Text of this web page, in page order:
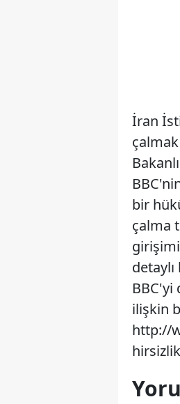
İran
bir
çalma
BBC'yi
ilişkin
http://